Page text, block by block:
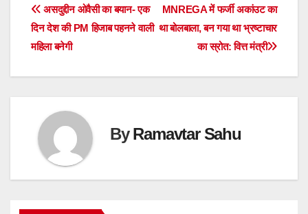
Post
navigation
MNREGA में फर्जी अकांउट का
था बोलबाला, बन गया था भ्रष्टाचार
का स्रोत: वित्त मंत्री
असदुद्दीन ओवैसी का बयान- एक
दिन देश की PM हिजाब पहनने वाली
महिला बनेगी
ByRamavtar Sahu